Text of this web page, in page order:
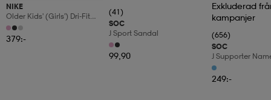
NIKE
Older Kids' (girls') Dri-Fit
High-Waisted Leggings
One
379:-
(41)
SOC
J Sport Sandal
99,90
Exkluderad
kampanjer
(656)
SOC
J Supporter
249:-